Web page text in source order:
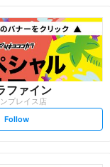
l
o
w
ファイン
プレイス店
s
t
Follow